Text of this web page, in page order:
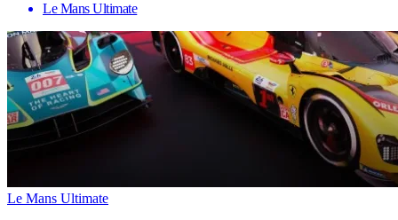
Le Mans Ultimate
Le Mans Ultimate